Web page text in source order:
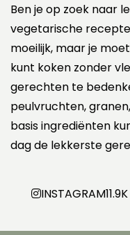
Ben je op zoek naar
vegetarische
moeilijk, maar je
kunt koken zonder
gerechten te
peulvruchten,
basis ingrediënten
dag de lekkerste
INSTAGRAM11.9K